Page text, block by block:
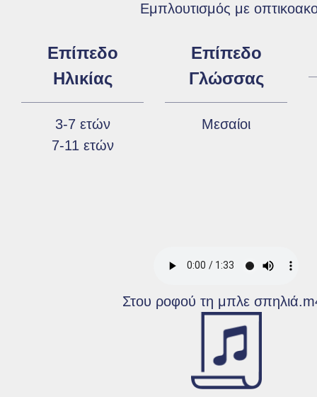
Εμπλουτισμός με
Επίπεδο
Ηλικίας
3-7 ετών
7-11 ετών
Επίπεδο
Γλώσσας
Μεσαίοι
Στου ροφού τη μπλε